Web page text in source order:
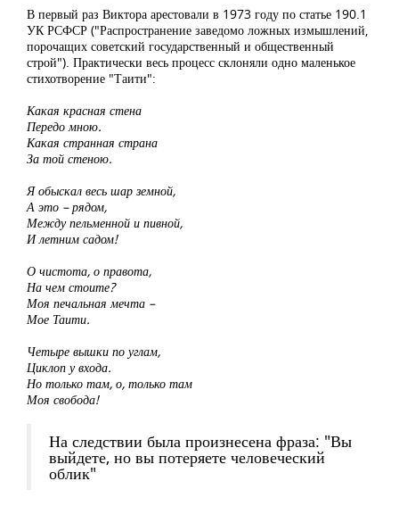
В первый раз Виктора арестовали в 1973 году по статье 190.1
УК РСФСР ("Распространение заведомо ложных измышлений,
порочащих советский государственный и общественный
строй"). Практически весь процесс склоняли одно маленькое
стихотворение "Таити":
Какая красная стена
Передо мною.
Какая странная страна
За той стеною.
Я обыскал весь шар земной,
А это – рядом,
Между пельменной и пивной,
И летним садом!
О чистота, о правота,
На чем стоите?
Моя печальная мечта –
Мое Таити.
Четыре вышки по углам,
Циклоп у входа.
Но только там, о, только там
Моя свобода!
На следствии была произнесена фраза: "Вы
выйдете, но вы потеряете человеческий
облик"